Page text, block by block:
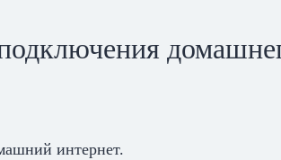
интернет.